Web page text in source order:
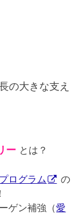
の大きな支え
ー とは？
ログラム
の
ゲン補強（愛